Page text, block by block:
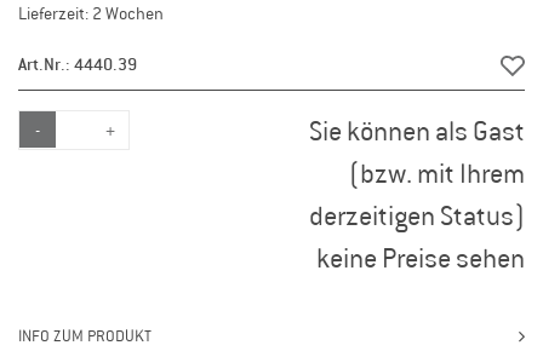
Lieferzeit: 2 Wochen
Art.Nr.: 4440.39
- +
Sie können als Gast
(bzw. mit Ihrem
derzeitigen Status)
keine Preise sehen
INFO ZUM PRODUKT